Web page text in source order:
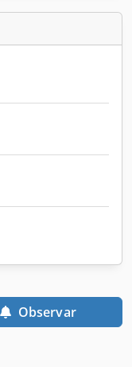
Observar